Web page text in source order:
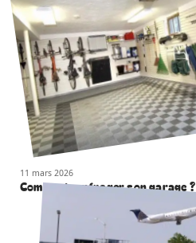
11 mars 2026
Comment aménager son garage ?